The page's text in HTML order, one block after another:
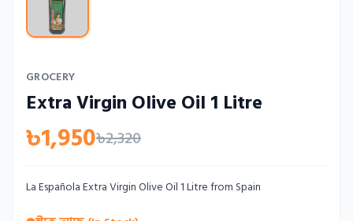
GROCERY
Extra Virgin Olive Oil 1 Litre
৳1,950৳2,320
La Española Extra Virgin Olive Oil 1 Litre from Spain